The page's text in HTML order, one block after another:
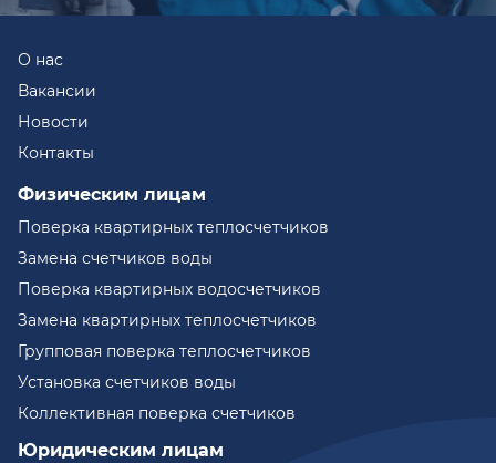
О нас
Вакансии
Новости
Контакты
Физическим лицам
Поверка квартирных теплосчетчиков
Замена счетчиков воды
Поверка квартирных водосчетчиков
Замена квартирных теплосчетчиков
Групповая поверка теплосчетчиков
Установка счетчиков воды
Коллективная поверка счетчиков
Юридическим лицам